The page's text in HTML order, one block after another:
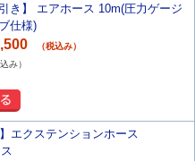
き】 エアホース 10m(圧力ゲージ
仕様)
（税込み）
み）
】エクステンションホース